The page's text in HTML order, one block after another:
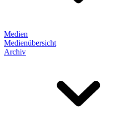
Medien
Medienübersicht
Archiv